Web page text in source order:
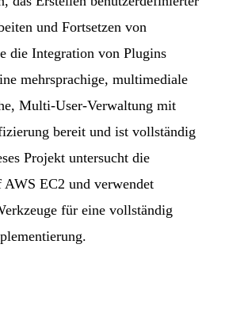
und Fortsetzen von
die Integration von Plugins
mehrsprachige, multimediale
Multi-User-Verwaltung mit
bereit und ist vollständig
Projekt untersucht die
EC2 und verwendet
für eine vollständig